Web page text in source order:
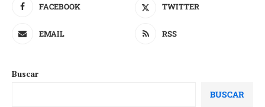
FACEBOOK TWITTER
EMAIL RSS
Buscar
BUSCAR